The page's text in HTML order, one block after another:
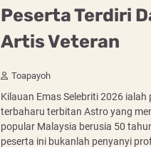
Peserta Terdiri
Artis Veteran
Toapayoh
Kilauan Emas Selebriti 2026
terbaharu terbitan Astro yang
popular Malaysia berusia 50
peserta ini bukanlah penyanyi